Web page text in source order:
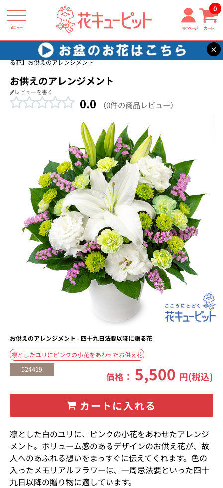
メニュー マイページ カート
0
×
花キューピット 四十九日法要以降に贈る花
【四十九日法要以降に贈
る花】お供えのアレンジメント
お供えのアレンジメント
レビューを書く
0.0 （0件の商品レビュー）
お供えのアレンジメント - 四十九日法要以降に贈る花
凛としたユリにピンクの小花をあわせたお供え花
524419
価格： 5,500 円(税込)
カートに入れる
凛とした白のユリに、ピンクの小花をあわせたアレンジ
メント。ボリューム感のあるデザインのお供え花が、故
人へのあふれる想いをまっすぐに伝えてくれます。色の
入ったメモリアルフラワーは、一周忌法要といった四十
九日以降の贈り物に適しています。